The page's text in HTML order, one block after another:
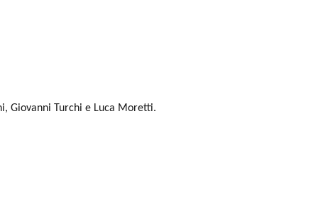
Giovanni Turchi e Luca Moretti.